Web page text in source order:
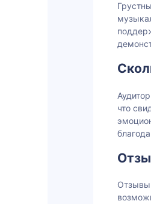
что
Отзывы